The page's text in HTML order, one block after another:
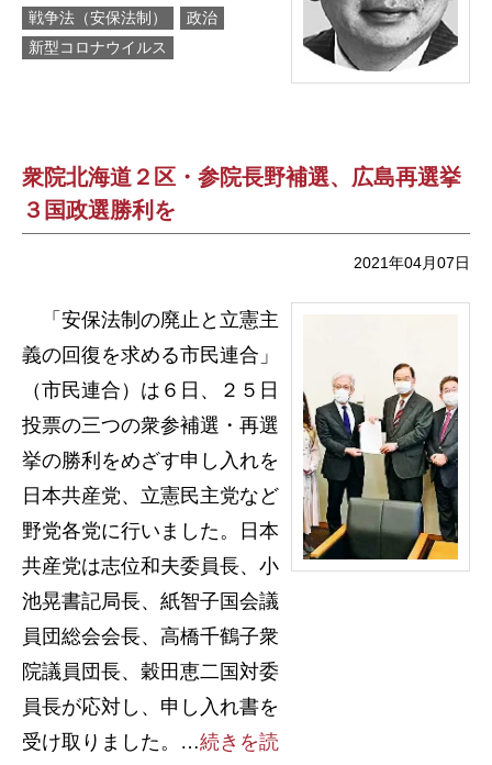
戦争法（安保法制）
政治
新型コロナウイルス
衆院北海道２区・参院長野補選、広島再選挙
３国政選勝利を
2021年04月07日
「安保法制の廃止と立憲主
義の回復を求める市民連合」
（市民連合）は６日、２５日
投票の三つの衆参補選・再選
挙の勝利をめざす申し入れを
日本共産党、立憲民主党など
野党各党に行いました。日本
共産党は志位和夫委員長、小
池晃書記局長、紙智子国会議
員団総会会長、高橋千鶴子衆
院議員団長、穀田恵二国対委
員長が応対し、申し入れ書を
受け取りました。…続きを読